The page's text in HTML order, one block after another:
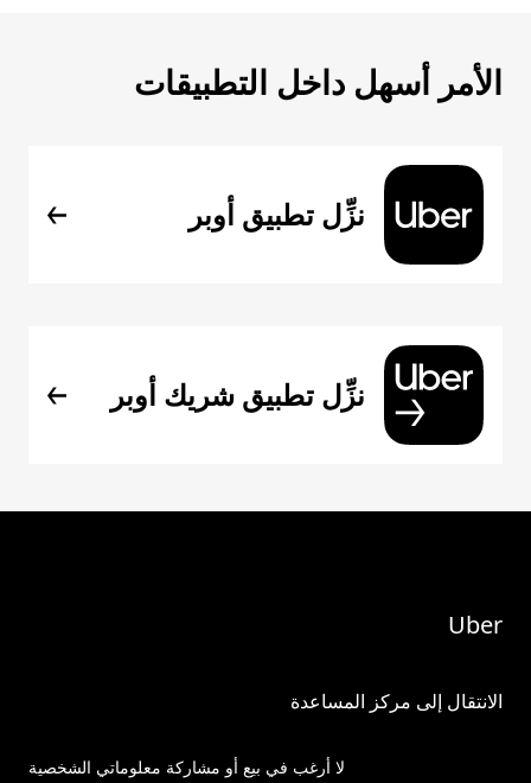
الأمر أسهل داخل التطبيقات
نزِّل تطبيق أوبر
نزِّل تطبيق شريك أوبر
Uber
الانتقال إلى مركز المساعدة
لا أرغب في بيع أو مشاركة معلوماتي الشخصية